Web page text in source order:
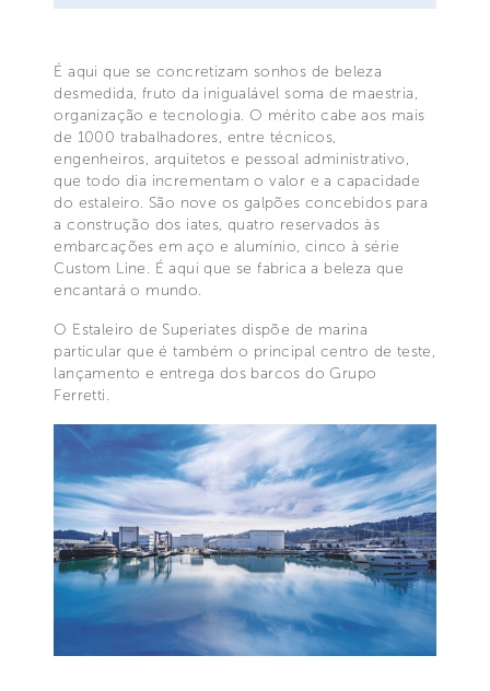
É aqui que se concretizam sonhos de beleza
desmedida, fruto da inigualável soma de maestria,
organização e tecnologia. O mérito cabe aos mais
de 1000 trabalhadores, entre técnicos,
engenheiros, arquitetos e pessoal administrativo,
que todo dia incrementam o valor e a capacidade
do estaleiro. São nove os galpões concebidos para
a construção dos iates, quatro reservados às
embarcações em aço e alumínio, cinco à série
Custom Line. É aqui que se fabrica a beleza que
encantará o mundo.
O Estaleiro de Superiates dispõe de marina
particular que é também o principal centro de teste,
lançamento e entrega dos barcos do Grupo
Ferretti.